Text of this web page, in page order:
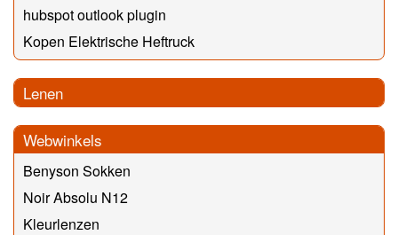
hubspot outlook plugin
Kopen Elektrische Heftruck
Lenen
Webwinkels
Benyson Sokken
Noir Absolu N12
Kleurlenzen